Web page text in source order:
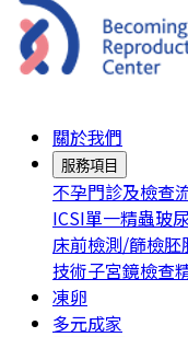
關於我們
服務項目
不孕門診及檢查
ICSI單一精蟲玻
床前檢測/篩檢胚
技術子宮鏡檢查
凍卵
多元成家